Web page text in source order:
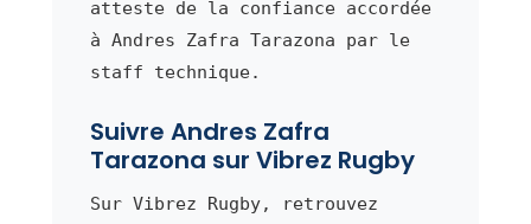
atteste de la confiance accordée
à Andres Zafra Tarazona par le
staff technique.
Suivre Andres Zafra
Tarazona sur Vibrez Rugby
Sur Vibrez Rugby, retrouvez